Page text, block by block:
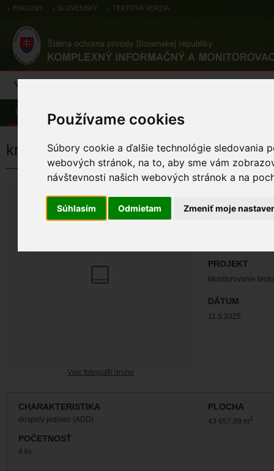
Používame cookies
Súbory cookie a ďalšie technológie sledovania
webových stránok, na to, aby sme vám
návštevnosti našich webových stránok a na
Súhlasím Odmietam Zmeniť moje
ENGLISH SLOVENSKY TEXTOVÁ VERZIA
Výsledky monitoringu
Úvod Pozorovania a výskytové dáta
krátkonôžka štíhla
Viac fotografií druhu
PROJEKT
Monitorovanie
DÁTUM
11.5.2025
CHARAKTERISTIKA
dospelý jedinec (ADD)
PLOCHA
43 657,98 m2
POČETNOSŤ
4 ks